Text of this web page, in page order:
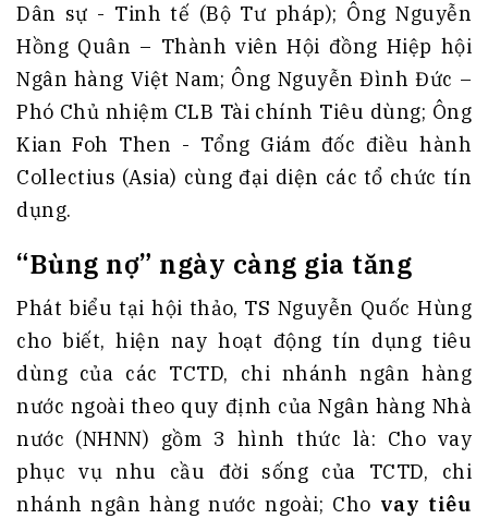
Dân sự - Tinh tế (Bộ Tư pháp); Ông Nguyễn
Hồng Quân – Thành viên Hội đồng Hiệp hội
Ngân hàng Việt Nam; Ông Nguyễn Đình Đức –
Phó Chủ nhiệm CLB Tài chính Tiêu dùng; Ông
Kian Foh Then - Tổng Giám đốc điều hành
Collectius (Asia) cùng đại diện các tổ chức tín
dụng.
“Bùng nợ” ngày càng gia tăng
Phát biểu tại hội thảo, TS Nguyễn Quốc Hùng
cho biết, hiện nay hoạt động tín dụng tiêu
dùng của các TCTD, chi nhánh ngân hàng
nước ngoài theo quy định của Ngân hàng Nhà
nước (NHNN) gồm 3 hình thức là: Cho vay
phục vụ nhu cầu đời sống của TCTD, chi
nhánh ngân hàng nước ngoài; Cho vay tiêu